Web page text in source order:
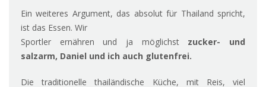
Ein weiteres Argument, das absolut für Thailand spricht,
ist das Essen. Wir
Sportler ernähren und ja möglichstzucker- und
salzarm, Daniel und ich auch glutenfrei.
Die traditionelle thailändische Küche, mit Reis, viel